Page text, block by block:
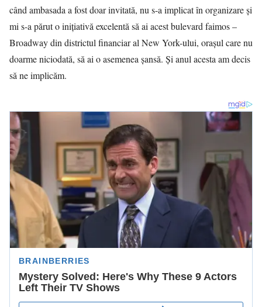
când ambasada a fost doar invitată, nu s-a implicat în organizare şi
mi s-a părut o iniţiativă excelentă să ai acest bulevard faimos –
Broadway din districtul financiar al New York-ului, oraşul care nu
doarme niciodată, să ai o asemenea şansă. Şi anul acesta am decis
să ne implicăm.